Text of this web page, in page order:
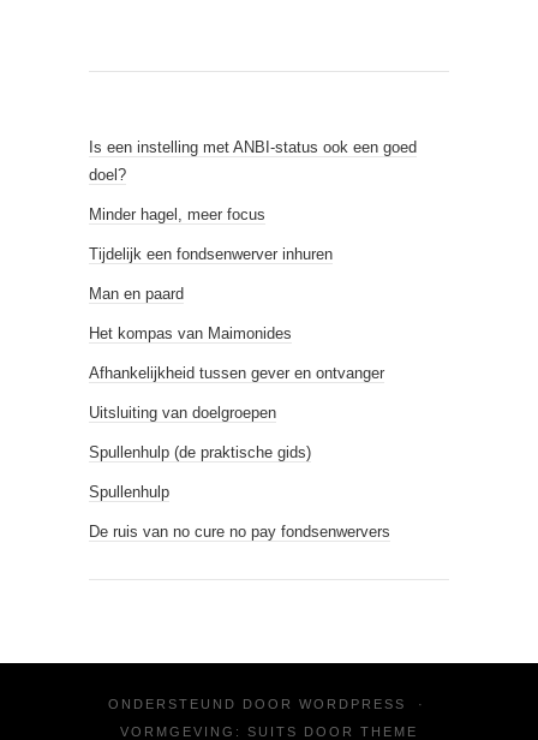
Is een instelling met ANBI-status ook een goed
doel?
Minder hagel, meer focus
Tijdelijk een fondsenwerver inhuren
Man en paard
Het kompas van Maimonides
Afhankelijkheid tussen gever en ontvanger
Uitsluiting van doelgroepen
Spullenhulp (de praktische gids)
Spullenhulp
De ruis van no cure no pay fondsenwervers
ONDERSTEUND DOOR WORDPRESS
·
VORMGEVING: SUITS DOOR THEME